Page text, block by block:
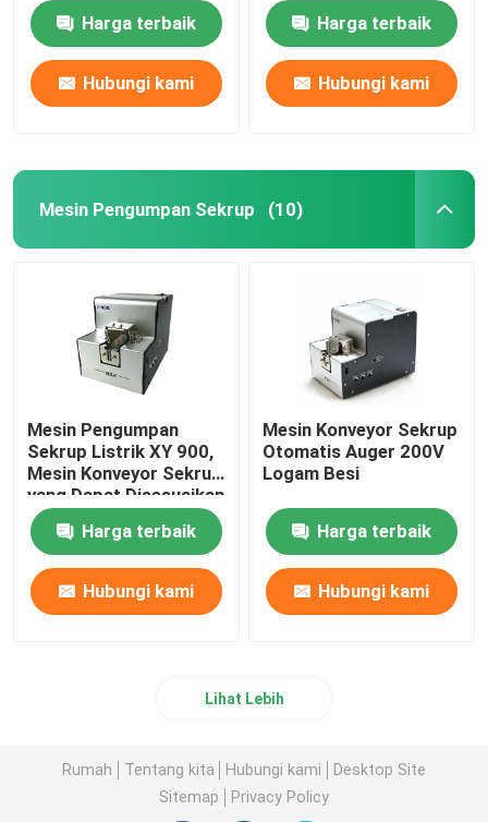
Harga terbaik
Hubungi kami
Harga terbaik
Hubungi kami
Mesin Pengumpan Sekrup (10)
Mesin Pengumpan
Sekrup Listrik XY 900,
Mesin Konveyor Sekrup
yang Dapat Disesuaikan
Harga terbaik
Hubungi kami
Mesin Konveyor Sekrup
Otomatis Auger 200V
Logam Besi
Harga terbaik
Hubungi kami
Lihat Lebih
Rumah Tentang kita Hubungi kami
Desktop Site
Sitemap
Privacy Policy